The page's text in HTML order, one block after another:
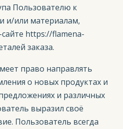
Пользователю к
и/или материалам,
https://flamena-
заказа.
право направлять
о новых продуктах и
и различных
выразил своё
Пользователь всегда